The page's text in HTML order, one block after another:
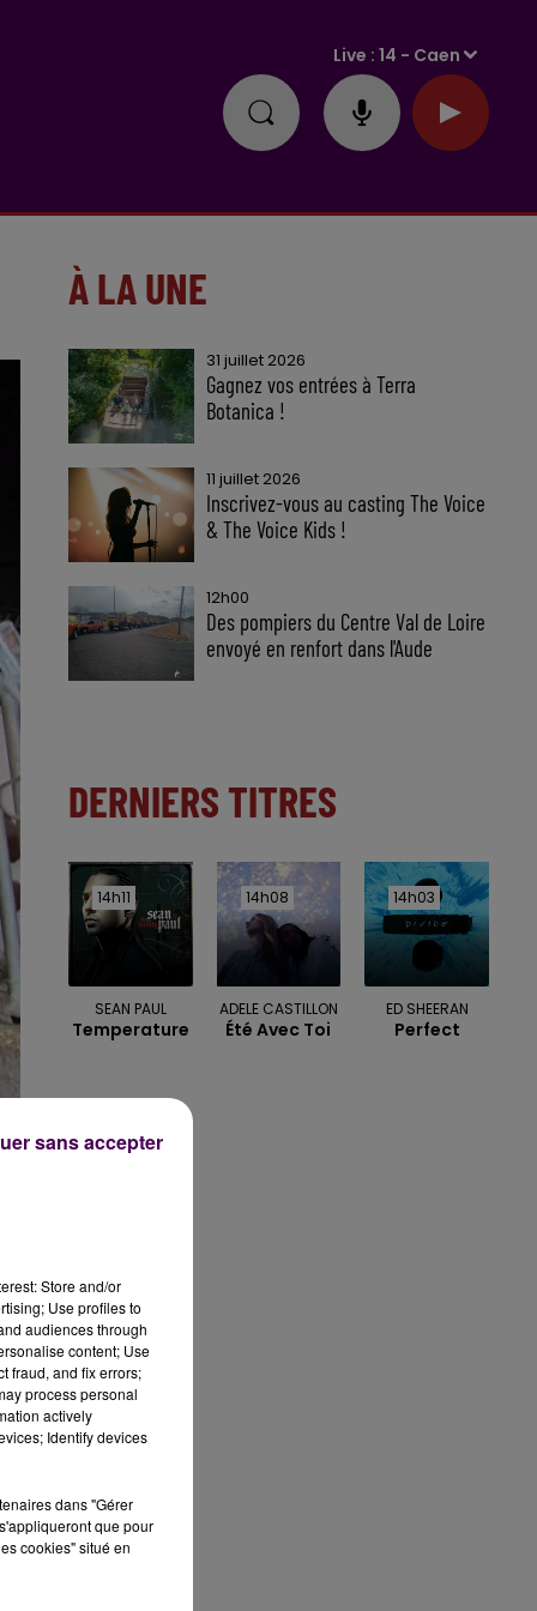
Live :14 - Caen
À LA UNE
31 juillet 2026
Gagnez vos entrées à Terra
Botanica !
11 juillet 2026
Inscrivez-vous au casting The Voice
& The Voice Kids !
12h00
Des pompiers du Centre Val de Loire
envoyé en renfort dans l'Aude
DERNIERS TITRES
14h11
14h11
SEAN PAUL
Temperature
14h08
14h08
ADELE CASTILLON
Été Avec Toi
14h03
14h03
ED SHEERAN
Perfect
Store and/or
Use profiles to
audiences through
content; Use
fraud, and fix errors;
process personal
actively
Identify devices
dans "Gérer
que pour
cookies" situé en
sans accepter